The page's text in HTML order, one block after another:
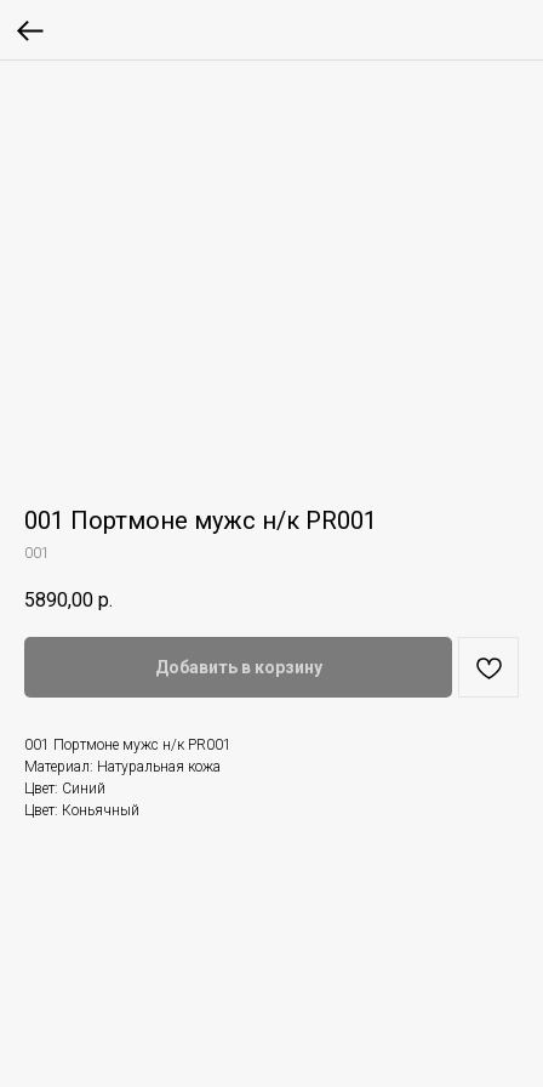
001 Портмоне мужс н/к PR001
001
5890,00 р.
Добавить в корзину
001 Портмоне мужс н/к PR001
Материал: Натуральная кожа
Цвет: Синий
Цвет: Коньячный